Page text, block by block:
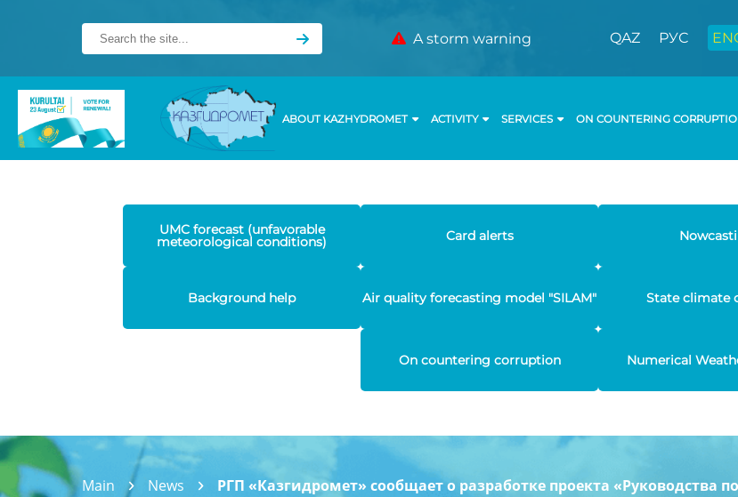
A storm warning QAZ РУС
ABOUT KAZHYDROMET ACTIVITY SERVICES ON COUNTERING
UMC forecast (unfavorable
meteorological conditions) Card alerts
Background help Air quality forecasting model "SILAM" State climate
On countering corruption Numerical
Main News РГП «Казгидромет» сообщает о разработке проекта «Руководства